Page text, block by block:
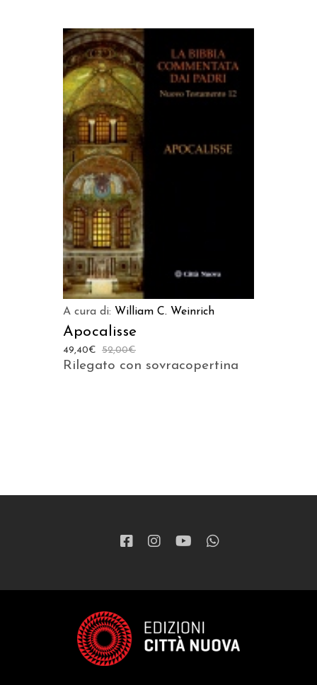
AGGIUNGI AL CARRELLO
A cura di: William C. Weinrich
Apocalisse
52,00€
49,40€
Rilegato con sovracopertina